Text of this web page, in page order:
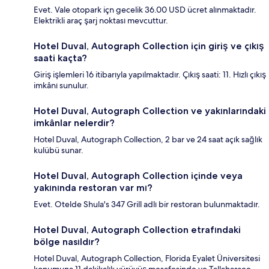
Evet. Vale otopark içn gecelik 36.00 USD ücret alınmaktadır.
Elektrikli araç şarj noktası mevcuttur.
Hotel Duval, Autograph Collection için giriş ve çıkış
saati kaçta?
Giriş işlemleri 16 itibarıyla yapılmaktadır. Çıkış saati: 11. Hızlı çıkış
imkânı sunulur.
Hotel Duval, Autograph Collection ve yakınlarındaki
imkânlar nelerdir?
Hotel Duval, Autograph Collection, 2 bar ve 24 saat açık sağlık
kulübü sunar.
Hotel Duval, Autograph Collection içinde veya
yakınında restoran var mı?
Evet. Otelde Shula's 347 Grill adlı bir restoran bulunmaktadır.
Hotel Duval, Autograph Collection etrafındaki
bölge nasıldır?
Hotel Duval, Autograph Collection, Florida Eyalet Üniversitesi